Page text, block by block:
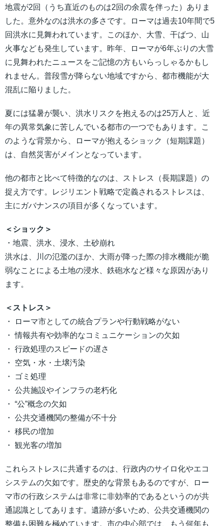
地震が2回（うち直近のものは2回の余震を伴った）ありま
した。意外なのは洪水の多さです。ローマは過去10年間で5
回洪水に見舞われています。このほか、大雪、干ばつ、山
火事なども発生しています。昨年、ローマが6年ぶりの大雪
に見舞われたニュースをご記憶の方もいらっしゃるかもし
れません。普段雪が降らない地域ですから、都市機能が大
混乱に陥りました。
夏には猛暑が襲い、洪水リスクを抱えるのは25万人と、近
年の異常気象に苦しんでいる都市の一つでもあります。こ
のような背景から、ローマが抱えるショック（短期課題）
は、自然災害がメインとなっています。
他の都市と比べて特徴的なのは、ストレス（長期課題）の
捉え方です。レジリエント戦略で定義されるストレスは、
主にガバナンスの項目が多くなっています。
＜ショック＞
・地震、洪水、浸水、土砂崩れ
洪水は、川の氾濫のほか、大雨が降った際の排水機能が脆
弱なことによる土地の浸水、鉄砲水など様々な原因があり
ます。
＜ストレス＞
・ ローマ市としての統合プランや行動戦略がない
・ 情報共有や効率的なコミュニケーションの欠如
・ 行政処理のスピードの遅さ
・ 空気・水・土壌汚染
・ ゴミ処理
・ 公共施設やインフラの老朽化
・ “公”概念の欠如
・ 公共交通機関の整備が不十分
・ 移民の増加
・ 観光客の増加
これらストレスに共通するのは、行政内のサイロ化やエコ
システムの欠如です。歴史的な背景もあるのですが、ロー
マ市の行政システムは非常に非効率的であるというのが共
通認識としてあります。遺跡が多いため、公共交通機関の
整備も困難を極めています。市の中心部では、もう何年も